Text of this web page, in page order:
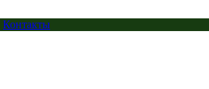
Контакты